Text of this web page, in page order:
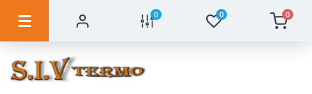
0 0 0